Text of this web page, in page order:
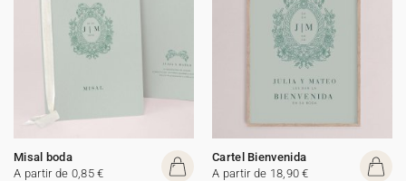
Misal boda
A partir de 0,85 €
Cartel Bienvenida
A partir de 18,90 €